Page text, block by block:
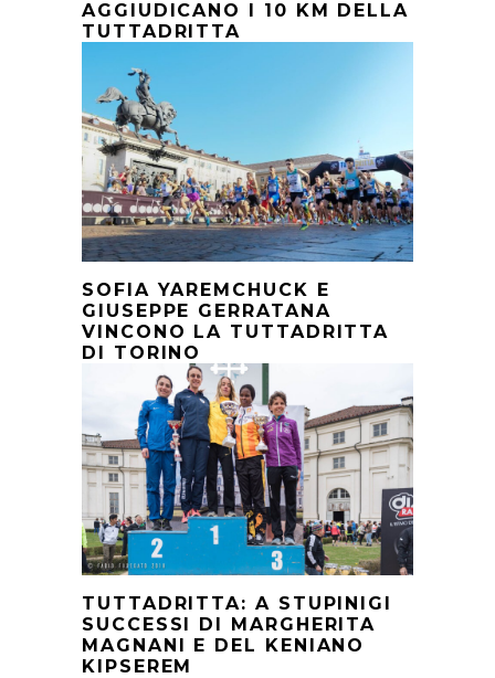
AGGIUDICANO I 10 KM DELLA
TUTTADRITTA
SOFIA YAREMCHUCK E
GIUSEPPE GERRATANA
VINCONO LA TUTTADRITTA
DI TORINO
TUTTADRITTA: A STUPINIGI
SUCCESSI DI MARGHERITA
MAGNANI E DEL KENIANO
KIPSEREM